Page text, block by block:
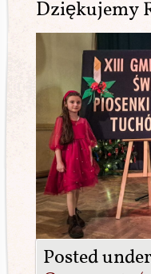
Dziękujemy
Posted under